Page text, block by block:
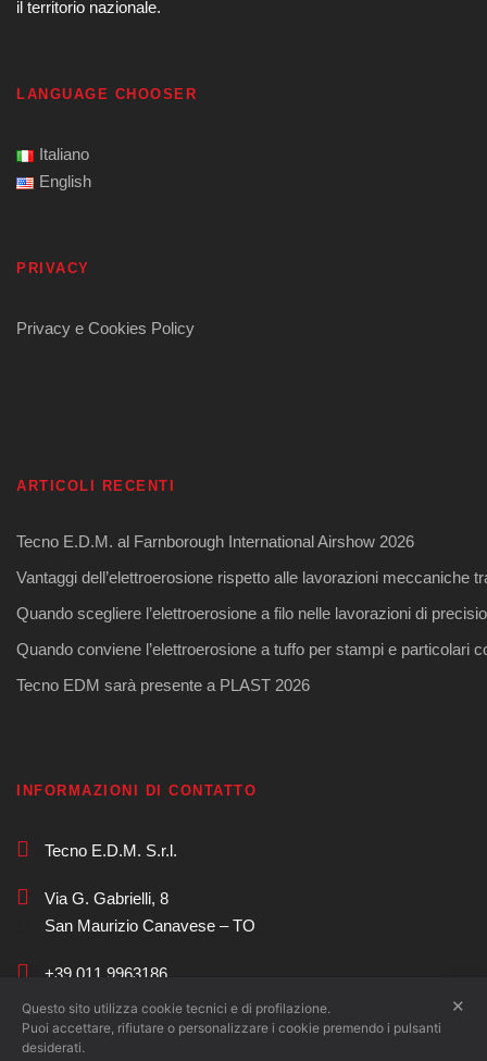
il territorio nazionale.
LANGUAGE CHOOSER
Italiano
English
PRIVACY
Privacy e Cookies Policy
ARTICOLI RECENTI
Tecno E.D.M. al Farnborough International Airshow 2026
Vantaggi dell’elettroerosione rispetto alle lavorazioni meccaniche
Quando scegliere l’elettroerosione a filo nelle lavorazioni di
Quando conviene l’elettroerosione a tuffo per stampi e particolari
Tecno EDM sarà presente a PLAST 2026
INFORMAZIONI DI CONTATTO
Tecno E.D.M. S.r.l.
Via G. Gabrielli, 8
San Maurizio Canavese – TO
+39 011 9963186
commerciale@tecnoedm.com
✕
Questo sito utilizza cookie tecnici e di profilazione.
Puoi accettare, rifiutare o personalizzare i cookie premendo i pulsanti
desiderati.